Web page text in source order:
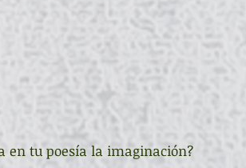
en tu poesía la imaginación?